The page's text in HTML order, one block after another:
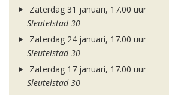
Zaterdag 31 januari, 17.00 uur
Sleutelstad 30
Zaterdag 24 januari, 17.00 uur
Sleutelstad 30
Zaterdag 17 januari, 17.00 uur
Sleutelstad 30